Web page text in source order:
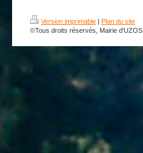
Version imprimable | Plan du site
©Tous droits réservés, Mairie d'UZOS.